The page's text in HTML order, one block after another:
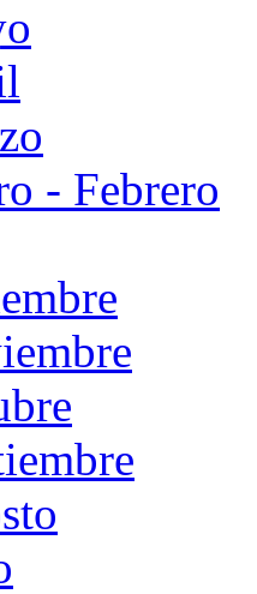
- Febrero